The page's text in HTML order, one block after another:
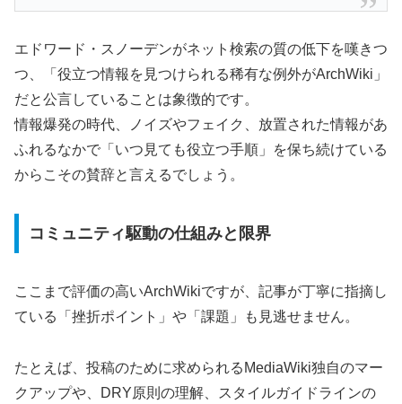
エドワード・スノーデンがネット検索の質の低下を嘆きつ
つ、「役立つ情報を見つけられる稀有な例外がArchWiki」
だと公言していることは象徴的です。
情報爆発の時代、ノイズやフェイク、放置された情報があ
ふれるなかで「いつ見ても役立つ手順」を保ち続けている
からこその賛辞と言えるでしょう。
コミュニティ駆動の仕組みと限界
ここまで評価の高いArchWikiですが、記事が丁寧に指摘し
ている「挫折ポイント」や「課題」も見逃せません。
たとえば、投稿のために求められるMediaWiki独自のマー
クアップや、DRY原則の理解、スタイルガイドラインの